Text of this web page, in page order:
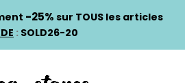
-25% sur TOUS les articles
: SOLD26-20